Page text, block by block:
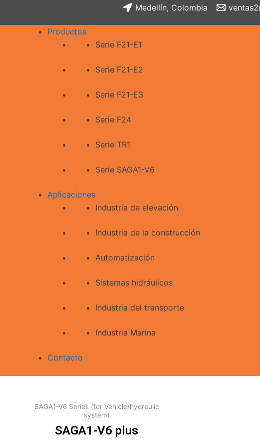
Medellín, Colombia
Productos
Serie F21-E1
Serie F21-E2
Serie F21-E3
Serie F24
Serie TR1
Serie SAGA1-V6
Aplicaciones
Industria de elevación
Industria de la construcción
Automatización
Sistemas hidráulicos
Industria del transporte
Industria Marina
Contacto
SAGA1-V6 Series (for Vehicle/hydraulic
system)
SAGA1-V6 plus